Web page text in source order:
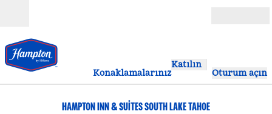
Konaklamalarınız
Katılın
Oturum açın
HAMPTON INN & SUITES SOUTH LAKE TAHOE